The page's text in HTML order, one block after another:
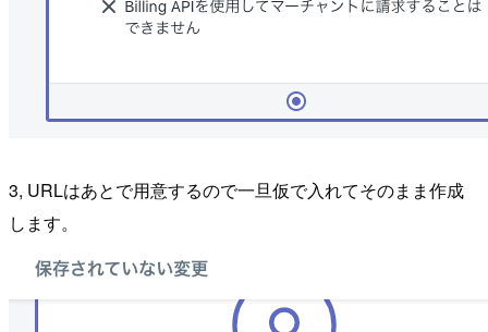
3, URLはあとで用意するので一旦仮で入れてそのまま作成
します。